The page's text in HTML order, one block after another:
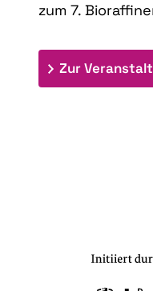
zum 7.
Zur